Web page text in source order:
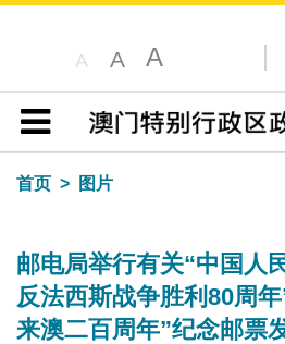
A A A
目录
首页
图片
邮电局举行有关“中国人
反法西斯战争胜利80周年
来澳二百周年”纪念邮票